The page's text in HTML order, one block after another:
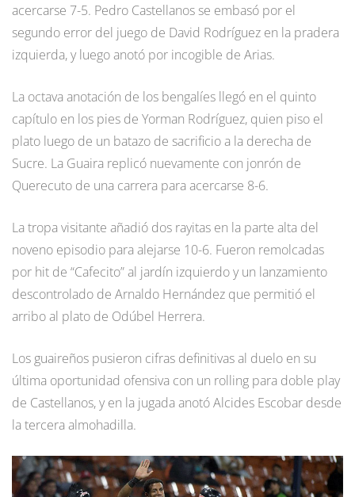
acercarse 7-5. Pedro Castellanos se embasó por el
segundo error del juego de David Rodríguez en la pradera
izquierda, y luego anotó por incogible de Arias.
La octava anotación de los bengalíes llegó en el quinto
capítulo en los pies de Yorman Rodríguez, quien piso el
plato luego de un batazo de sacrificio a la derecha de
Sucre. La Guaira replicó nuevamente con jonrón de
Querecuto de una carrera para acercarse 8-6.
La tropa visitante añadió dos rayitas en la parte alta del
noveno episodio para alejarse 10-6. Fueron remolcadas
por hit de “Cafecito” al jardín izquierdo y un lanzamiento
descontrolado de Arnaldo Hernández que permitió el
arribo al plato de Odúbel Herrera.
Los guaireños pusieron cifras definitivas al duelo en su
última oportunidad ofensiva con un rolling para doble play
de Castellanos, y en la jugada anotó Alcides Escobar desde
la tercera almohadilla.